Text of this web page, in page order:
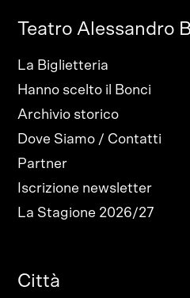
Teatro Alessandro
La Biglietteria
Hanno scelto il Bonci
Archivio storico
Dove Siamo / Contatti
Partner
Iscrizione newsletter
La Stagione 2026/27
Città